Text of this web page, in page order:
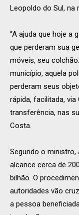
Leopoldo do Sul, na
“A ajuda que hoje a
que perderam sua
móveis, seu
município, aquela
perderam seus
rápida, facilitada, via
transferência, nas
Costa.
Segundo o ministro,
alcance cerca de
bilhão. O
autoridades vão
a pessoa